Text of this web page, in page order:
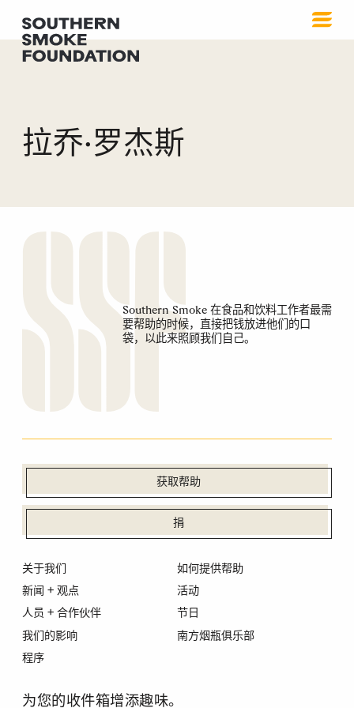
拉乔·罗杰斯
Southern Smoke 在食品和饮料工作者最需
要帮助的时候，直接把钱放进他们的口
袋，以此来照顾我们自己。
获取帮助
捐
关于我们
新闻 + 观点
人员 + 合作伙伴
我们的影响
程序
如何提供帮助
活动
节日
南方烟瓶俱乐部
为您的收件箱增添趣味。